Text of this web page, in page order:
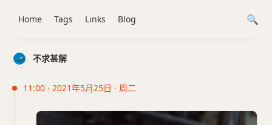
不求甚解
11:00 · 2021年5月25日 · 周二
Home Tags Links Blog